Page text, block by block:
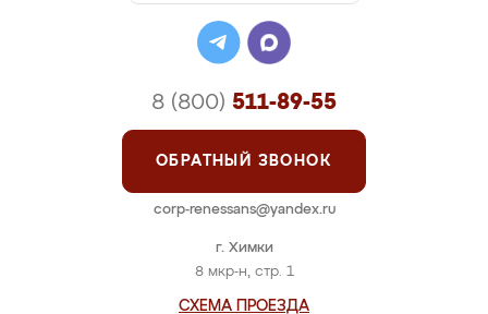
г. Химки
8 мкр-н, стр. 1
СХЕМА ПРОЕЗДА
8 (800) 511-89-55
ОБРАТНЫЙ ЗВОНОК
corp-renessans@yandex.ru